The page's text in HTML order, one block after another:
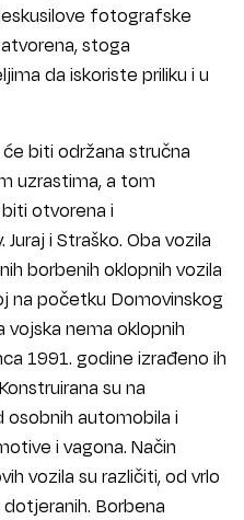
fotografske
stoga
da iskoriste priliku i u
biti održana stručna
uzrastima, a tom
otvorena i
i Straško. Oba vozila
borbenih oklopnih vozila
na početku Domovinskog
vojska nema oklopnih
1991. godine izrađeno ih
su na
osobnih automobila i
i vagona. Način
vozila su različiti, od vrlo
Borbena